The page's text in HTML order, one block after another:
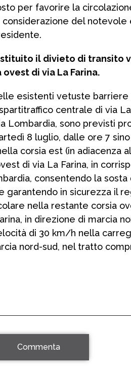
per favorire la
considerazione del
il divieto di transito
di via La Farina.
esistenti vetuste
centrale di via
Lombardia, sono previsti
8 luglio, dalle ore 7
corsia est (in adiacenza
di via La Farina, in
consentendo la
garantendo in sicurezza il
nella restante corsia
in direzione di marcia
di 30 km/h nella
nord-sud, nel tratto
Commenta